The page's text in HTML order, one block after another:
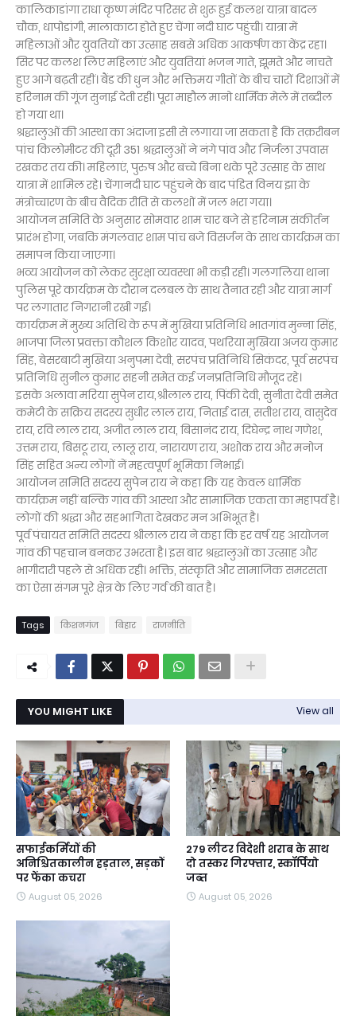
कालिकाडांगा राधा कृष्ण मंदिर परिसर से शुरू हुई कलश यात्रा बादल
चौक, धापोडांगी, मालाकाटा होते हुए चेंगा नदी घाट पहुंची। यात्रा में
महिलाओं और युवतियों का उत्साह सबसे अधिक आकर्षण का केंद्र रहा।
सिर पर कलश लिए महिलाएं और युवतियां भजन गाते, झूमते और नाचते
हुए आगे बढ़ती रहीं। बैंड की धुन और भक्तिमय गीतों के बीच चारों दिशाओं में
हरिनाम की गूंज सुनाई देती रही। पूरा माहौल मानो धार्मिक मेले में तब्दील
हो गया था।
श्रद्धालुओं की आस्था का अंदाजा इसी से लगाया जा सकता है कि तक़रीबन
पांच किलोमीटर की दूरी 351 श्रद्धालुओं ने नंगे पांव और निर्जला उपवास
रखकर तय की। महिलाएं, पुरुष और बच्चे बिना थके पूरे उत्साह के साथ
यात्रा में शामिल रहे। चेंगानदी घाट पहुंचने के बाद पंडित विनय झा के
मंत्रोच्चारण के बीच वैदिक रीति से कलशों में जल भरा गया।
आयोजन समिति के अनुसार सोमवार शाम चार बजे से हरिनाम संकीर्तन
प्रारंभ होगा, जबकि मंगलवार शाम पांच बजे विसर्जन के साथ कार्यक्रम का
समापन किया जाएगा।
भव्य आयोजन को लेकर सुरक्षा व्यवस्था भी कड़ी रही। गलगलिया थाना
पुलिस पूरे कार्यक्रम के दौरान दलबल के साथ तैनात रही और यात्रा मार्ग
पर लगातार निगरानी रखी गई।
कार्यक्रम में मुख्य अतिथि के रूप में मुखिया प्रतिनिधि भातगांव मुन्ना सिंह,
भाजपा जिला प्रवक्ता कौशल किशोर यादव, पथरिया मुखिया अजय कुमार
सिंह, बेसरबाटी मुखिया अनुपमा देवी, सरपंच प्रतिनिधि सिकंदर, पूर्व सरपंच
प्रतिनिधि सुनील कुमार सहनी समेत कई जनप्रतिनिधि मौजूद रहे।
इसके अलावा मरिया सुपेन राय,श्रीलाल राय, पिंकी देवी, सुनीता देवी समेत
कमेटी के सक्रिय सदस्य सुधीर लाल राय, निताई दास, सतीश राय, वासुदेव
राय, रवि लाल राय, अजीत लाल राय, बिसानंद राय, दिघेन्द्र नाथ गणेश,
उत्तम राय, बिसटू राय, लालू राय, नारायण राय, अशोक राय और मनोज
सिंह सहित अन्य लोगों नें महत्वपूर्ण भूमिका निभाई।
आयोजन समिति सदस्य सुपेन राय ने कहा कि यह केवल धार्मिक
कार्यक्रम नहीं बल्कि गांव की आस्था और सामाजिक एकता का महापर्व है।
लोगों की श्रद्धा और सहभागिता देखकर मन अभिभूत है।
पूर्व पंचायत समिति सदस्य श्रीलाल राय ने कहा कि हर वर्ष यह आयोजन
गांव की पहचान बनकर उभरता है। इस बार श्रद्धालुओं का उत्साह और
भागीदारी पहले से अधिक रही। भक्ति, संस्कृति और सामाजिक समरसता
का ऐसा संगम पूरे क्षेत्र के लिए गर्व की बात है।
Tags किशनगंज बिहार राजनीति
YOU MIGHT LIKE View all
सफाईकर्मियों की
अनिश्चितकालीन हड़ताल, सड़कों
पर फेंका कचरा
August 05, 2026
279 लीटर विदेशी शराब के साथ
दो तस्कर गिरफ्तार, स्कॉर्पियो
जब्त
August 05, 2026